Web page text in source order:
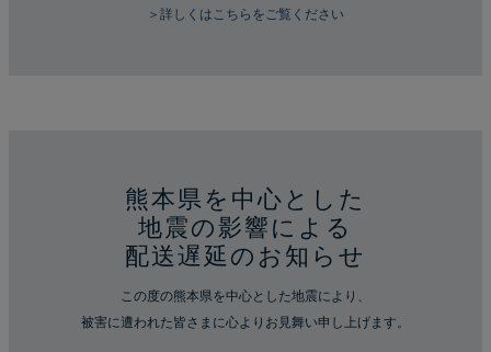
＞詳しくはこちらをご覧ください
熊本県を中心とした
地震の影響による
配送遅延のお知らせ
この度の熊本県を中心とした地震により、
被害に遭われた皆さまに心よりお見舞い申し上げます。